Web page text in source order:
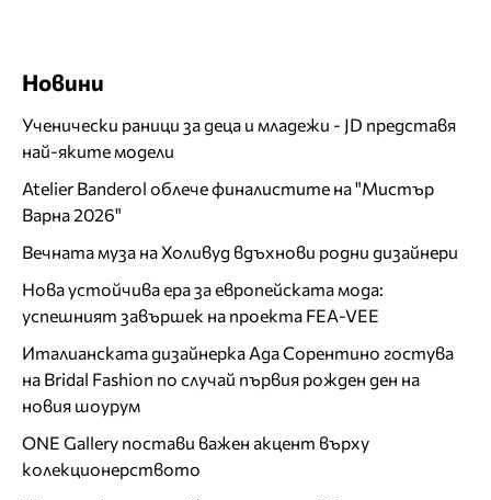
Новини
Ученически раници за деца и младежи - JD представя
най-яките модели
Atelier Banderol облече финалистите на "Мистър
Варна 2026"
Вечната муза на Холивуд вдъхнови родни дизайнери
Нова устойчива ера за европейската мода:
успешният завършек на проекта FEA-VEE
Италианската дизайнерка Ада Сорентино гостува
на Bridal Fashion по случай първия рожден ден на
новия шоурум
ONE Gallery постави важен акцент върху
колекционерството